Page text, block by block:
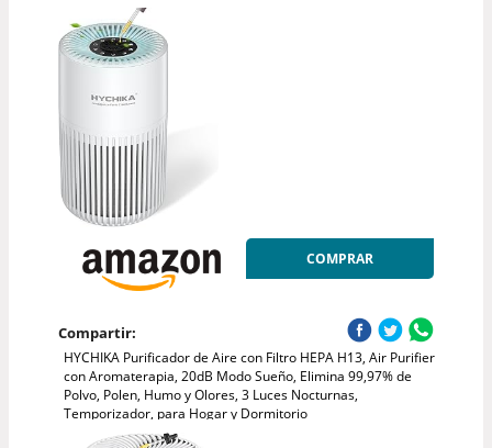
COMPRAR
Compartir:
HYCHIKA Purificador de Aire con Filtro HEPA H13, Air Purifier
con Aromaterapia, 20dB Modo Sueño, Elimina 99,97% de
Polvo, Polen, Humo y Olores, 3 Luces Nocturnas,
Temporizador, para Hogar y Dormitorio